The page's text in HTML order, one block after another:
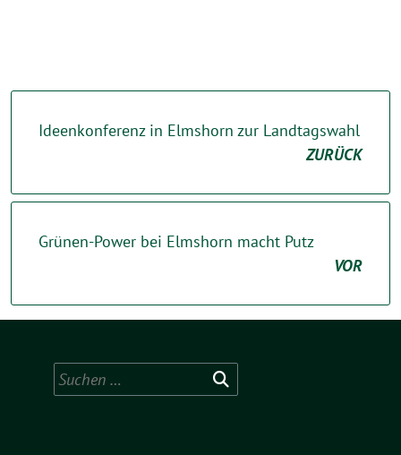
Ideenkonferenz in Elmshorn zur Landtagswahl
ZURÜCK
Grünen-Power bei Elmshorn macht Putz
VOR
Suchen
nach: